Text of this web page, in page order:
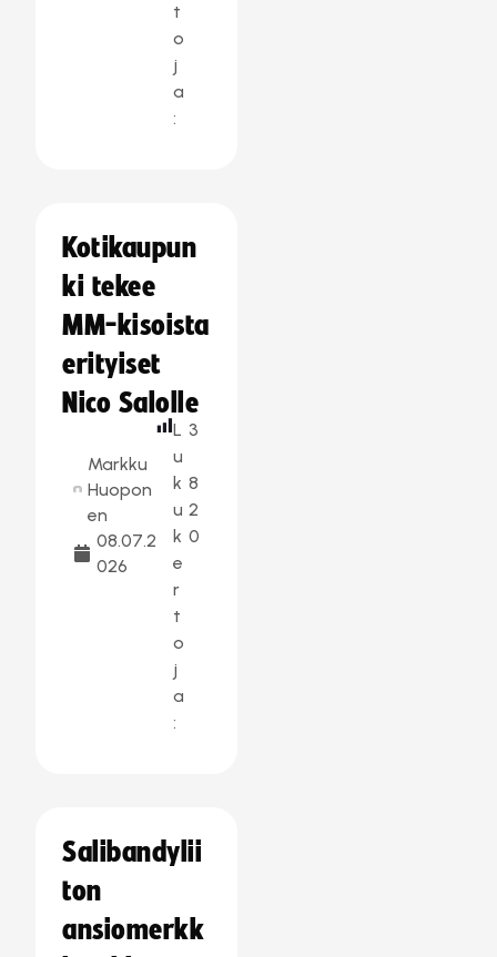
t
o
j
a
:
Kotikaupun
ki tekee
MM-kisoista
erityiset
Nico Salolle
Markku
Huopon
en
08.07.2
026
L
u
k
u
k
e
r
t
o
j
a
:
3
8
2
0
Salibandylii
ton
ansiomerkk